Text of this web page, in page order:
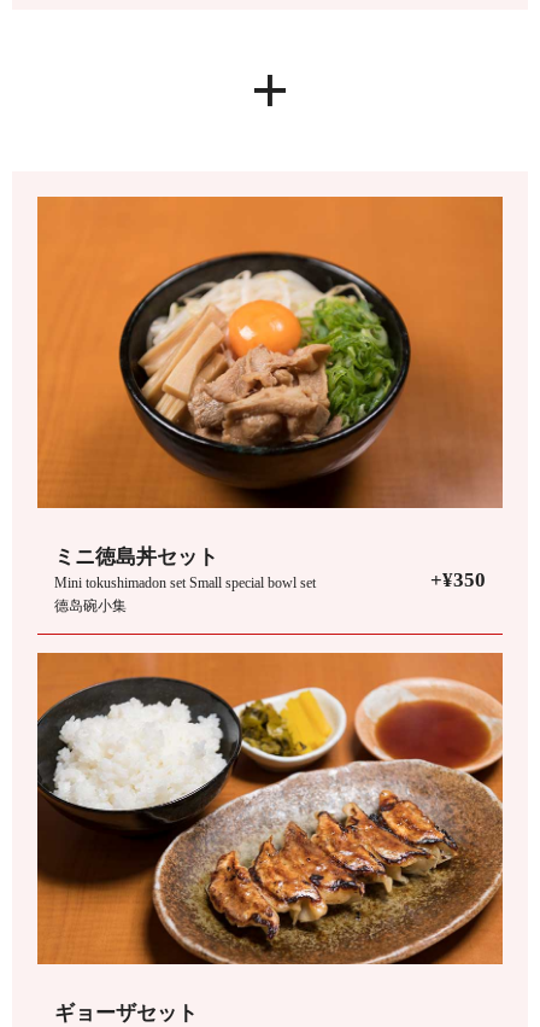
+
ミニ徳島丼セット
Mini tokushimadon set Small special bowl set
德岛碗小集
+¥350
ギョーザセット